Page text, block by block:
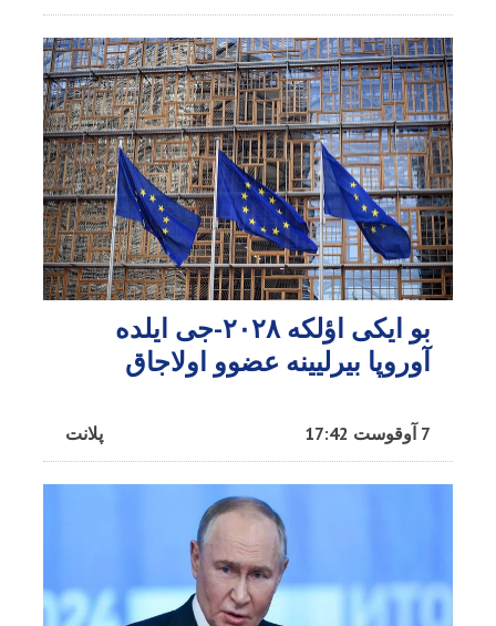
بو ایکی اؤلکه ۲۰۲۸-جی ایلده
آوروپا بیرلیینه عضوو اولاجاق
پلانت 7 آوقوست 17:42